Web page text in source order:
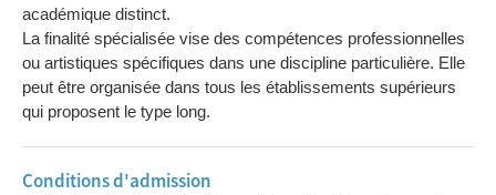
académique distinct.
La finalité spécialisée vise des compétences professionnelles
ou artistiques spécifiques dans une discipline particulière. Elle
peut être organisée dans tous les établissements supérieurs
qui proposent le type long.
Conditions d'admission